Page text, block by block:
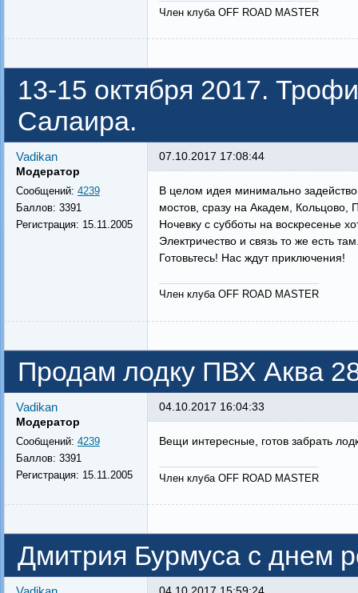
Член клуба OFF ROAD MASTER
13-15 октября 2017.
Салаира.
Vadikan
Модератор
Сообщений: 4239
Баллов: 3391
Регистрация: 15.11.2005
07.10.2017 17:08:44
В целом идея минимально
мостов, сразу на Академ, Кольцово,
Ночевку с субботы на воскресенье
Электричество и связь то же есть
Готовьтесь! Нас ждут приключения!
Член клуба OFF ROAD MASTER
Продам лодку ПВХ Аква
Vadikan
Модератор
Сообщений: 4239
Баллов: 3391
Регистрация: 15.11.2005
04.10.2017 16:04:33
Вещи интересные, готов забрать
Член клуба OFF ROAD MASTER
Дмитрия Бурмуса с днем
04.10.2017 15:59:24